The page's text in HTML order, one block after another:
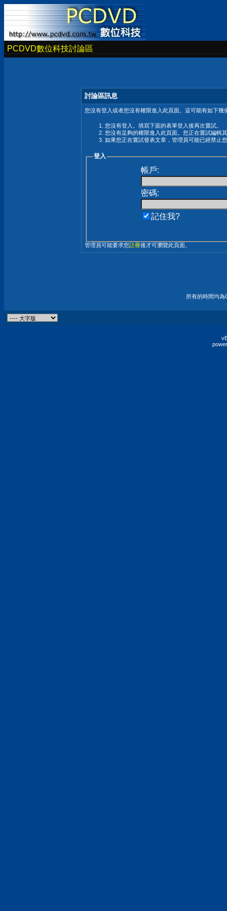
PCDVD數位科技討論區
討論區訊息
您沒有登入或者您沒有權限進入此頁面。這可能有如下幾
您沒有登入。填寫下面的表單登入後再次嘗試。
您沒有足夠的權限進入此頁面。您正在嘗試編輯
如果您正在嘗試發表文章，管理員可能已經禁止
登入
帳戶:
密碼:
記住我?
管理員可能要求您註冊後才可瀏覽此頁面。
所有的時間均為